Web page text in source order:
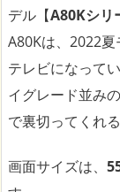
デル【A80Kシリ
A80Kは、2022
テレビになって
イグレード並み
で裏切ってくれる
画面サイズは、